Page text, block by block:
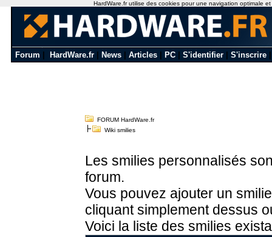
Forum HardWare.fr News Articles PC S'identifier S'inscrire
FORUM HardWare.fr
Wiki smilies
Les smilies personnalisés
forum.
Vous pouvez ajouter un
cliquant simplement dessus
Voici la liste des smilies
HardWare.fr utilise des cookies pour une navigation optimale